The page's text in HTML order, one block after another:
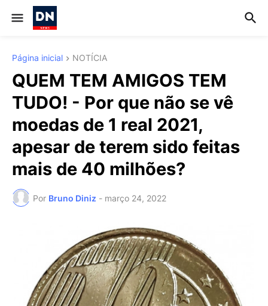
Página inicial NOTÍCIA
QUEM TEM AMIGOS TEM
TUDO! - Por que não se vê
moedas de 1 real 2021,
apesar de terem sido feitas
mais de 40 milhões?
Por Bruno Diniz - março 24, 2022